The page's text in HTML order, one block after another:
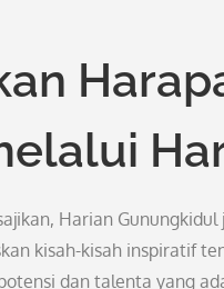
Harian
kisah-kisah inspiratif
dan talenta yang